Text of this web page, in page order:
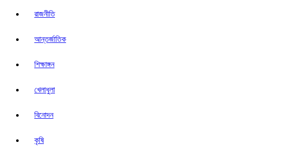
রাজনীতি
আন্তর্জাতিক
শিক্ষাঙ্গন
খেলাধুলা
বিনোদন
কৃষি